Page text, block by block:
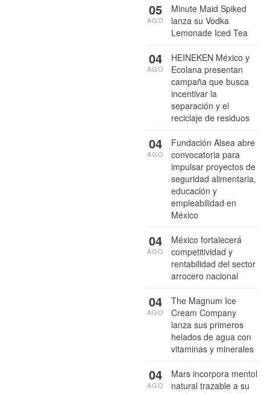
Minute Maid Spiked
lanza su Vodka
Lemonade Iced Tea
05
AGO
HEINEKEN México y
Ecolana presentan
campaña que busca
incentivar la
separación y el
reciclaje de residuos
04
AGO
Fundación Alsea abre
convocatoria para
impulsar proyectos de
seguridad alimentaria,
educación y
empleabilidad en
México
04
AGO
México fortalecerá
competitividad y
rentabilidad del sector
arrocero nacional
04
AGO
The Magnum Ice
Cream Company
lanza sus primeros
helados de agua con
vitaminas y minerales
04
AGO
Mars incorpora mentol
natural trazable a su
04
AGO